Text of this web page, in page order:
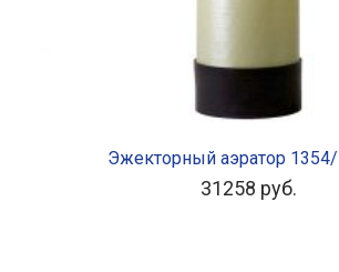
Эжекторный аэратор 1354/
31258 руб.